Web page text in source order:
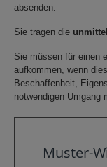
absenden.
Sie tragen die
Sie müssen für einen
aufkommen, wenn
Beschaffenheit,
notwendigen Umgang
Muster-